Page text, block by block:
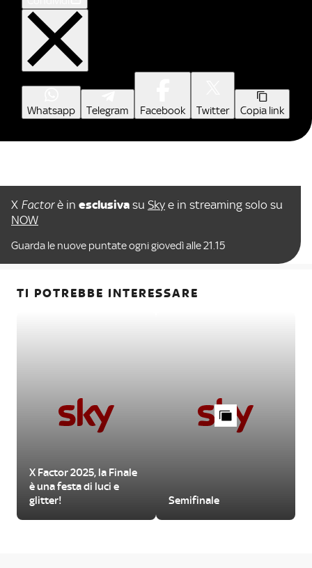
Whatsapp Telegram Facebook Twitter Copia link
X Factorè in esclusiva su Sky e in streaming solo su
NOW
Guarda le nuove puntate ogni giovedì alle 21.15
TI POTREBBE INTERESSARE
X Factor 2025, la Finale
è una festa di luci e
glitter!
Semifinale